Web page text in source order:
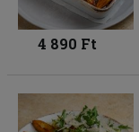
4 890 Ft